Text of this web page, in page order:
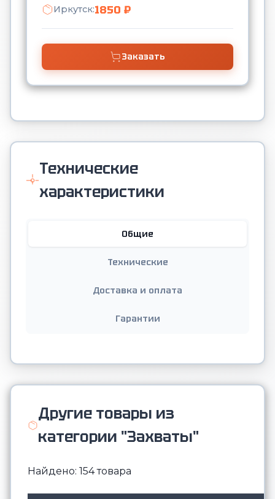
Иркутск:1850 ₽
Заказать
Технические
характеристики
Общие
Технические
Доставка и оплата
Гарантии
Другие товары из
категории "Захваты"
Найдено: 154 товара